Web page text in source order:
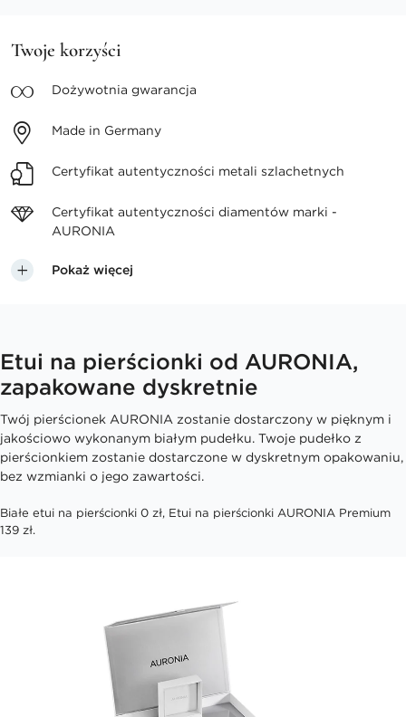
Twoje korzyści
Dożywotnia gwarancja
Made in Germany
Certyfikat autentyczności metali szlachetnych
Certyfikat autentyczności diamentów marki -
AURONIA
Pokaż więcej
Etui na pierścionki od AURONIA,
zapakowane dyskretnie
Twój pierścionek AURONIA zostanie dostarczony w pięknym i
jakościowo wykonanym białym pudełku. Twoje pudełko z
pierścionkiem zostanie dostarczone w dyskretnym opakowaniu,
bez wzmianki o jego zawartości.
Białe etui na pierścionki 0 zł, Etui na pierścionki AURONIA Premium
139 zł.